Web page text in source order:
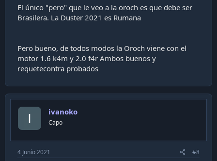
El único "pero" que le veo a la oroch es que debe ser
Brasilera. La Duster 2021 es Rumana
Pero bueno, de todos modos la Oroch viene con el
motor 1.6 k4m y 2.0 f4r Ambos buenos y
requetecontra probados
ivanoko
Capo
4 Junio 2021 #8